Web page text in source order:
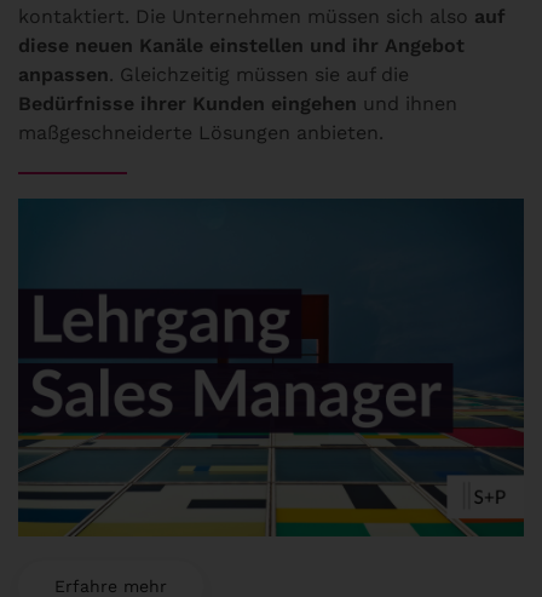
kontaktiert. Die Unternehmen müssen sich also auf
diese neuen Kanäle einstellen und ihr Angebot
anpassen. Gleichzeitig müssen sie auf die
Bedürfnisse ihrer Kunden eingehen und ihnen
maßgeschneiderte Lösungen anbieten.
Erfahre mehr